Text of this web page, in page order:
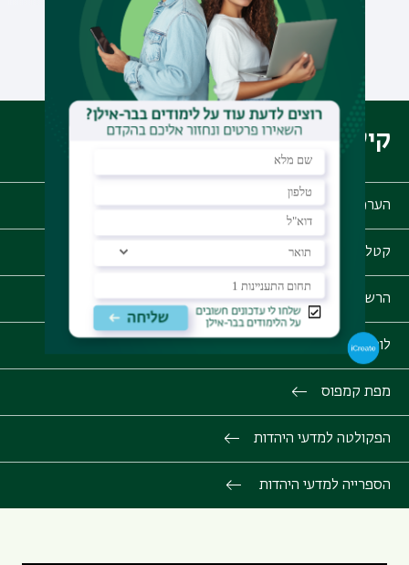
לכל ההודעות
קישורים שימושיים
הערכת סיכויי קבלה
קטלוג הקורסים
הרשמה לתואר ראשון
לוח זמנים אקדמי
מפת קמפוס
הפקולטה למדעי היהדות
הספרייה למדעי היהדות